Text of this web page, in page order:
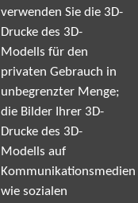
verwenden Sie die 3D-
Drucke des 3D-
Modells für den
privaten Gebrauch in
unbegrenzter Menge;
die Bilder Ihrer 3D-
Drucke des 3D-
Modells auf
Kommunikationsmedien
wie sozialen